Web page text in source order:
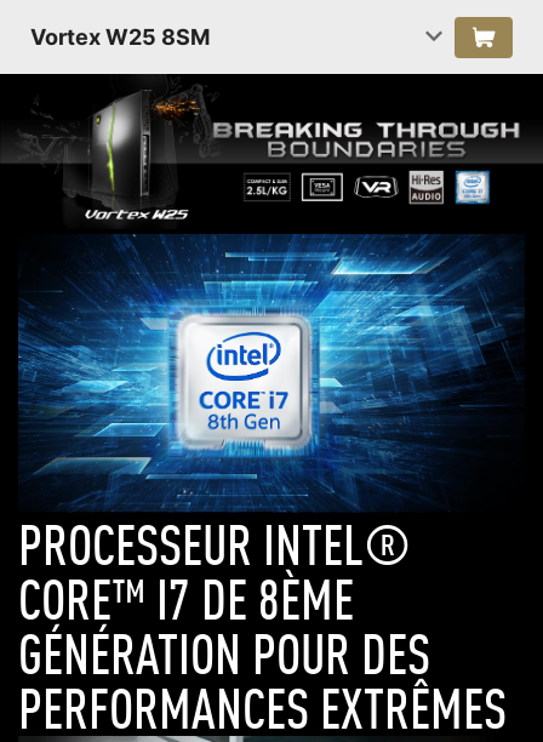
Vortex W25 8SM
PROCESSEUR INTEL®
CORE™ I7 DE 8ÈME
GÉNÉRATION POUR DES
PERFORMANCES EXTRÊMES